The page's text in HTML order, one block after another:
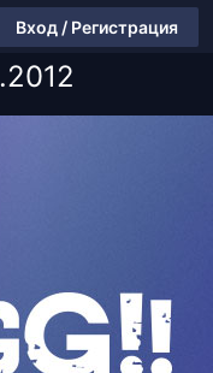
Вход / Регистрация